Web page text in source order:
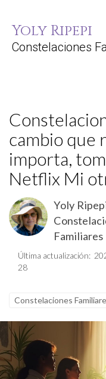
Yoly Ripepi
Constelaciones
cambio que
importa,
Netflix Mi
Yoly
Familiares
Última actualización:
28
Constelaciones